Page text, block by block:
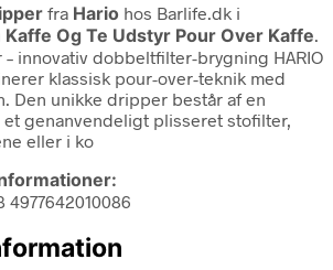
fra Hario hos Barlife.dk i
Kaffe Og Te Udstyr Pour Over Kaffe.
– innovativ dobbeltfilter-brygning HARIO
klassisk pour-over-teknik med
Den unikke dripper består af en
genanvendeligt plisseret stofilter,
eller i ko
4977642010086